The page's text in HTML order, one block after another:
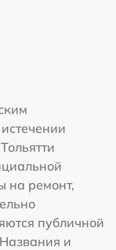
на ремонт,
публичной
и